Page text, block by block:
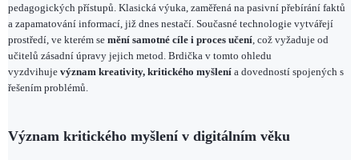
pedagogických přístupů. Klasická výuka, zaměřená na pasivní přebírání faktů
a zapamatování informací, již dnes nestačí. Současné technologie vytvářejí
prostředí, ve kterém se mění samotné cíle i proces učení , což vyžaduje od
učitelů zásadní úpravy jejich metod. Brdička v tomto ohledu
vyzdvihuje význam kreativity, kritického myšlení a dovedností spojených s
řešením problémů.
Význam kritického myšlení v digitálním věku